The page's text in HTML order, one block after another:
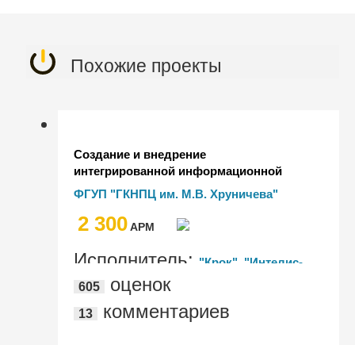
Похожие проекты
Создание и внедрение
интегрированной информационной
системы финансово-экономического
управления хозяйственной
деятельностью (ИСФЭУ) ФГУП "ГКНПЦ
ФГУП "ГКНПЦ им. М.В. Хруничева"
2 300AРМ
Исполнитель: "Крок", "Интелис-
автоматизация", "Инфософт-консалт"
605 оценок
13 комментариев